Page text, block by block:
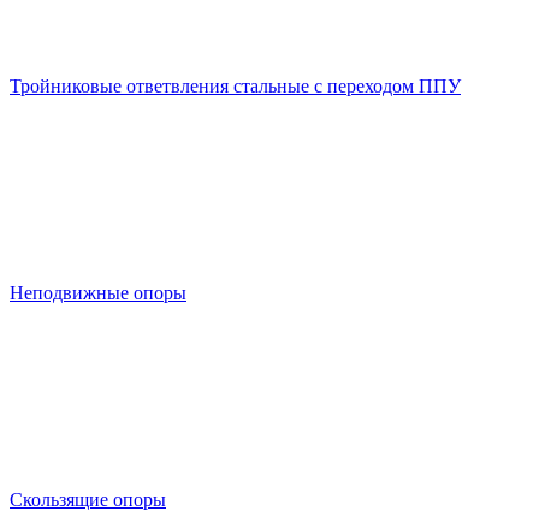
Тройниковые ответвления стальные с переходом ППУ
Неподвижные опоры
Скользящие опоры